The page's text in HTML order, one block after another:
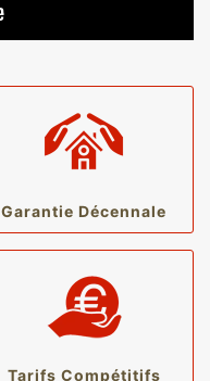
Garantie Décennale
Tarifs Compétitifs